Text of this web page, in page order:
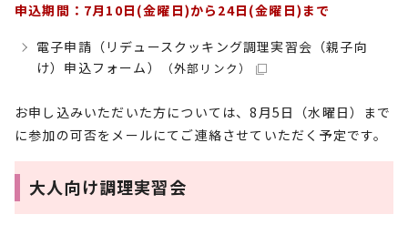
申込期間：7月10日(金曜日)から24日(金曜日)まで
電子申請（リデュースクッキング調理実習会（親子向
け）申込フォーム）
（外部リンク）
お申し込みいただいた方については、8月5日（水曜日）まで
に参加の可否をメールにてご連絡させていただく予定です。
大人向け調理実習会